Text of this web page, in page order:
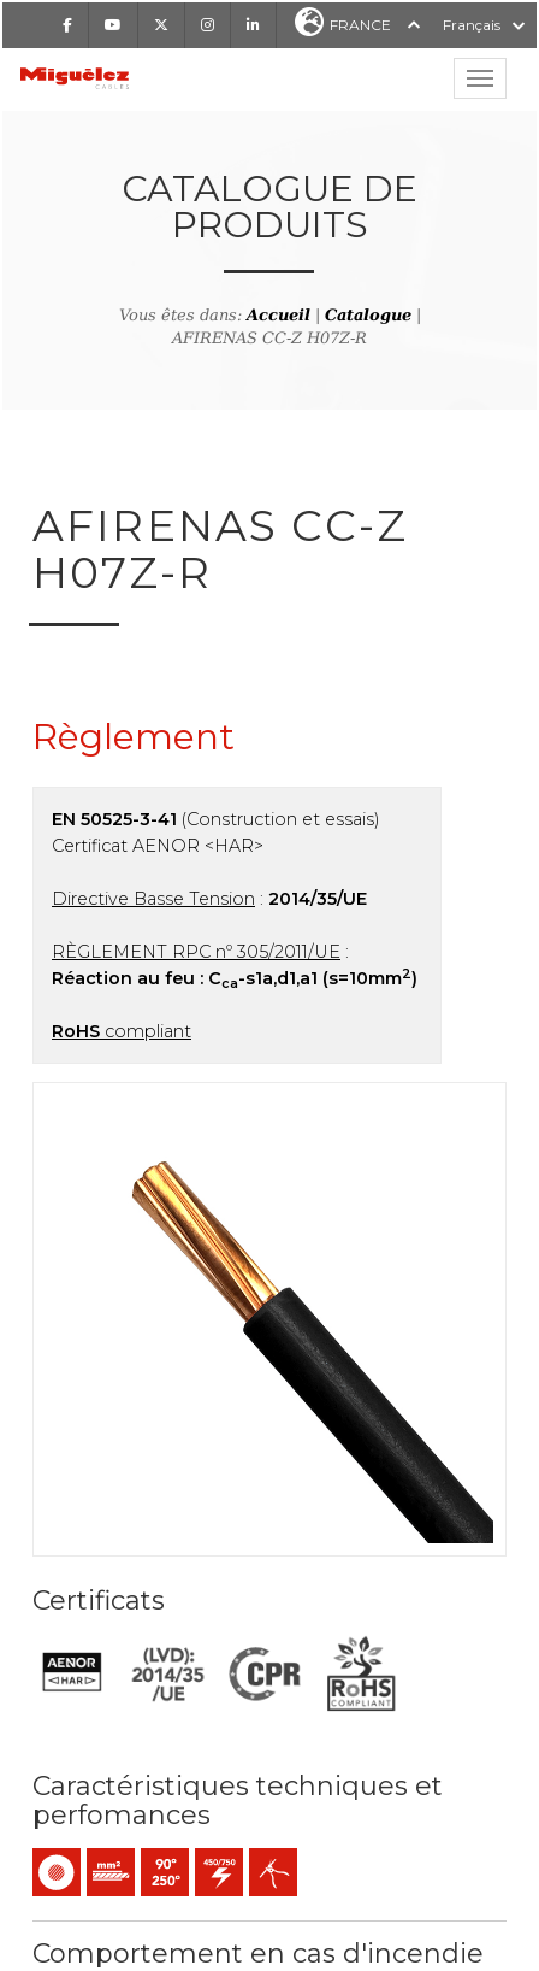
FacebookYoutube InstagramLinkedIn FRANCE Français
Miguélez Cables
CATALOGUE DE
PRODUITS
Vous êtes dans:Accueil| Catalogue|
AFIRENAS CC-Z H07Z-R
à la recherche de
AFIRENAS CC-Z
H07Z-R
Règlement
EN 50525-3-41 (Construction et essais)
Certificat AENOR <HAR>
Directive Basse Tension : 2014/35/UE
RÈGLEMENT RPC nº 305/2011/UE :
Réaction au feu : Cca-s1a,d1,a1 (s=10mm2)
RoHS compliant
Certificats
Caractéristiques techniques et
perfomances
Monoconducteur
Âme -Rigide câblée (classe 2) mm2
Température maximale de service: 90ºC / 250ºC
450 / 750 V C.A.Facil dénudage
Comportement en cas d'incendie